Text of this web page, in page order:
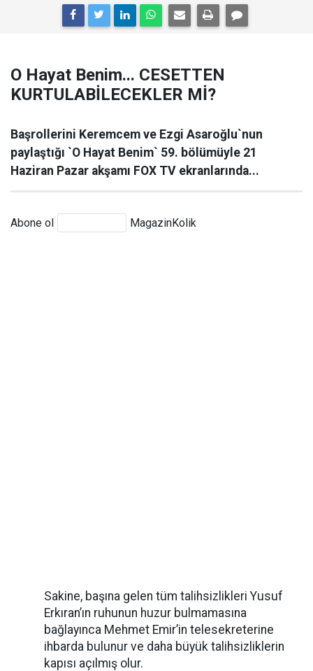
O Hayat Benim... CESETTEN
KURTULABİLECEKLER Mİ?
Başrollerini Keremcem ve Ezgi Asaroğlu`nun
paylaştığı `O Hayat Benim` 59. bölümüyle 21
Haziran Pazar akşamı FOX TV ekranlarında...
Abone ol MagazinKolik
Sakine, başına gelen tüm talihsizlikleri Yusuf
Erkıran’ın ruhunun huzur bulmamasına
bağlayınca Mehmet Emir’in telesekreterine
ihbarda bulunur ve daha büyük talihsizliklerin
kapısı açılmış olur.